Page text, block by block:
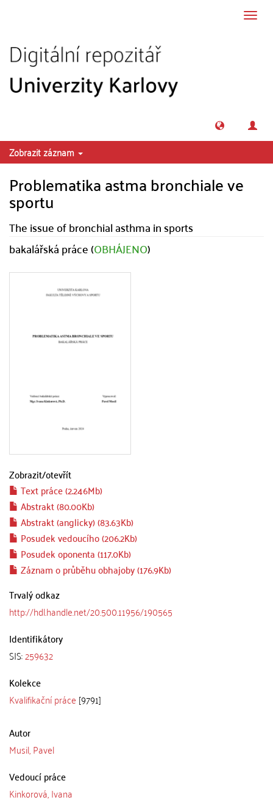
Zobrazit záznam
Problematika astma bronchiale ve
sportu
The issue of bronchial asthma in sports
bakalářská práce (OBHÁJENO)
Zobrazit/otevřít
Text práce (2.246Mb)
Abstrakt (80.00Kb)
Abstrakt (anglicky) (83.63Kb)
Posudek vedoucího (206.2Kb)
Posudek oponenta (117.0Kb)
Záznam o průběhu obhajoby (176.9Kb)
Trvalý odkaz
http://hdl.handle.net/20.500.11956/190565
Identifikátory
SIS:259632
Kolekce
Kvalifikační práce [9791]
Autor
Musil, Pavel
Vedoucí práce
Kinkorová, Ivana